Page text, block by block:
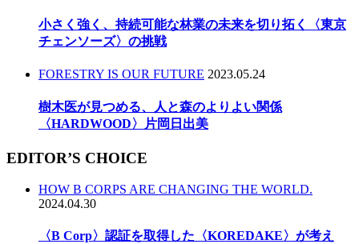
小さく強く、持続可能な林業の未来を切り拓く〈東京
チェンソーズ〉の挑戦
FORESTRY IS OUR FUTURE 2023.05.24
樹木医が見つめる、人と森のよりよい関係
〈HARDWOOD〉片岡日出美
EDITOR’S CHOICE
HOW B CORPS ARE CHANGING THE WORLD.
2024.04.30
〈B Corp〉認証を取得した〈KOREDAKE〉が考え